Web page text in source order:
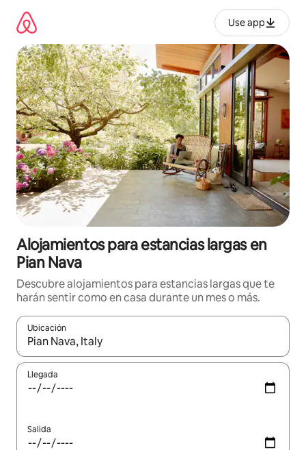
contenido
Use app
Alojamientos para estancias largas en
Pian Nava
Descubre alojamientos para estancias largas que te
harán sentir como en casa durante un mes o más.
Ubicación
Cuando los resultados estén disponibles, podrás navegar
Llegada
Salida